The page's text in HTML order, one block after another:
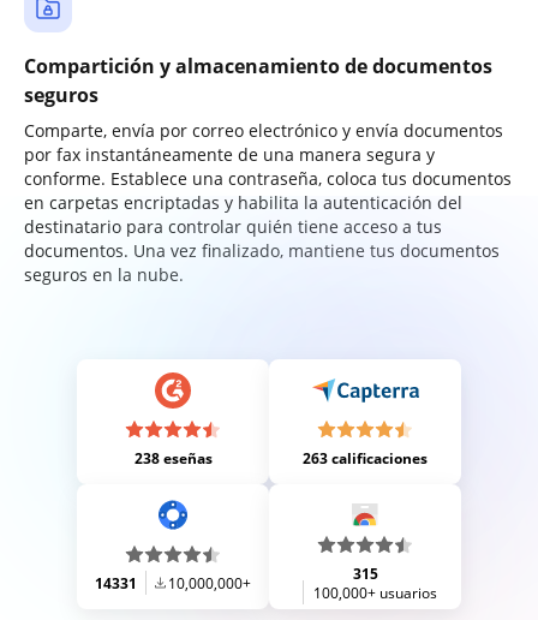
Compartición y almacenamiento de documentos
seguros
Comparte, envía por correo electrónico y envía documentos
por fax instantáneamente de una manera segura y
conforme. Establece una contraseña, coloca tus documentos
en carpetas encriptadas y habilita la autenticación del
destinatario para controlar quién tiene acceso a tus
documentos. Una vez finalizado, mantiene tus documentos
seguros en la nube.
238 eseñas 263 calificaciones
14331 10,000,000+
315
100,000+ usuarios